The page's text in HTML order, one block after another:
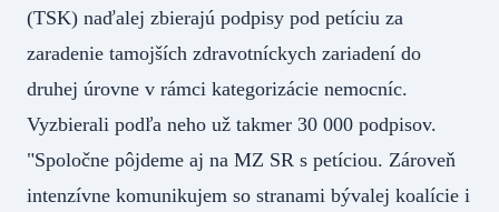
(TSK) naďalej zbierajú podpisy pod petíciu za
zaradenie tamojších zdravotníckych zariadení do
druhej úrovne v rámci kategorizácie nemocníc.
Vyzbierali podľa neho už takmer 30 000 podpisov.
"Spoločne pôjdeme aj na MZ SR s petíciou. Zároveň
intenzívne komunikujem so stranami bývalej koalície i